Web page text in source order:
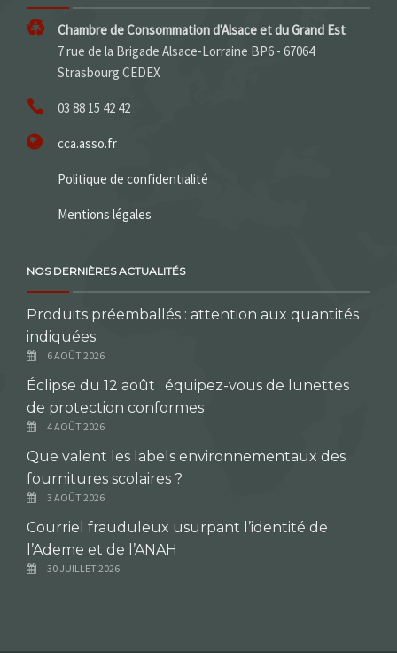
Chambre de Consommation d'Alsace et du Grand Est
7 rue de la Brigade Alsace-Lorraine BP6 - 67064
Strasbourg CEDEX
03 88 15 42 42
cca.asso.fr
Politique de confidentialité
Mentions légales
NOS DERNIÈRES ACTUALITÉS
Produits préemballés : attention aux quantités
indiquées
6 AOÛT 2026
Éclipse du 12 août : équipez-vous de lunettes
de protection conformes
4 AOÛT 2026
Que valent les labels environnementaux des
fournitures scolaires ?
3 AOÛT 2026
Courriel frauduleux usurpant l’identité de
l’Ademe et de l’ANAH
30 JUILLET 2026